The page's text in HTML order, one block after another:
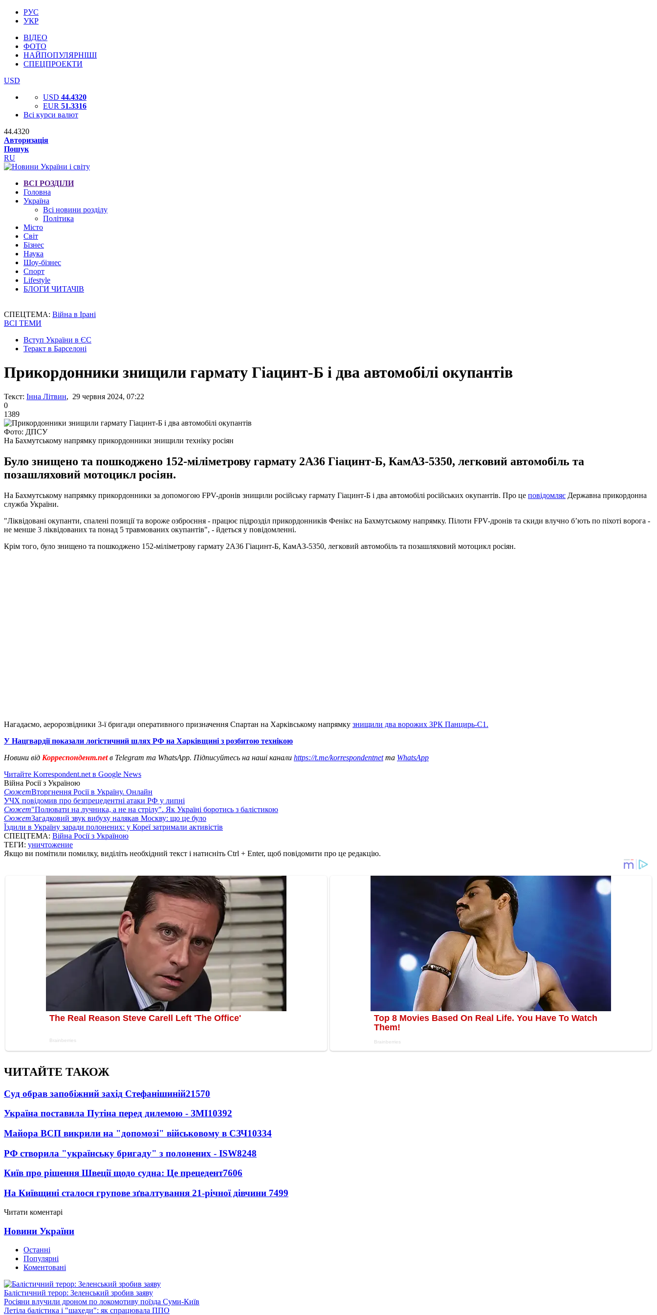
РУС
УКР
ВІДЕО
ФОТО
НАЙПОПУЛЯРНІШІ
СПЕЦПРОЕКТИ
USD
USD 44.4320
EUR 51.3316
Всі курси валют
44.4320
Авторизація
Пошук
RU
ВСІ РОЗДІЛИ
Головна
Україна
Всі новини розділу
Політика
Місто
Світ
Бізнес
Наука
Шоу-бізнес
Спорт
Lifestyle
БЛОГИ ЧИТАЧІВ
СПЕЦТЕМА: Війна в Ірані
ВСІ ТЕМИ
Вступ України в ЄС
Теракт в Барселоні
Прикордонники знищили гармату Гіацинт-Б і два автомобілі окупантів
Текст: Інна Літвин, 29 червня 2024, 07:22
0
1389
Фото: ДПСУ
На Бахмутському напрямку прикордонники знищили техніку росіян
Було знищено та пошкоджено 152-міліметрову гармату 2А36 Гіацинт-Б, КамАЗ-5350, легковий автомобіль та
позашляховий мотоцикл росіян.
На Бахмутському напрямку прикордонники за допомогою FPV-дронів знищили російську гармату Гіацинт-Б і два автомобілі російських окупантів. Про це повідомляє Державна прикордонна
служба України.
"Ліквідовані окупанти, спалені позиції та вороже озброєння - працює підрозділ прикордонників Фенікс на Бахмутському напрямку. Пілоти FPV-дронів та скиди влучно б’ють по піхоті ворога -
не менше 3 ліквідованих та понад 5 травмованих окупантів", - йдеться у повідомленні.
Крім того, було знищено та пошкоджено 152-міліметрову гармату 2А36 Гіацинт-Б, КамАЗ-5350, легковий автомобіль та позашляховий мотоцикл росіян.
Нагадаємо, аеророзвідники 3-ї бригади оперативного призначення Спартан на Харківському напрямку знищили два ворожих ЗРК Панцирь-С1.
У Нацгвардії показали логістичний шлях РФ на Харківщині з розбитою технікою
Новини від Корреспондент.netв Telegram та WhatsApp. Підписуйтесь на наші канали https://t.me/korrespondentnetта WhatsApp
Читайте Korrespondent.net в Google News
Війна Росії з Україною
СюжетВторгнення Росії в Україну. Онлайн
УЧХ повідомив про безпрецедентні атаки РФ у липні
Сюжет"Полювати на лучника, а не на стрілу". Як Україні боротись з балістикою
СюжетЗагадковий звук вибуху налякав Москву: що це було
Їздили в Україну заради полонених: у Кореї затримали активістів
СПЕЦТЕМА: Війна Росії з Україною
ТЕГИ: уничтожение
Якщо ви помітили помилку, виділіть необхідний текст і натисніть Ctrl + Enter, щоб повідомити про це редакцію.
ЧИТАЙТЕ ТАКОЖ
Суд обрав запобіжний захід Стефанішиній21570
Україна поставила Путіна перед дилемою - ЗМІ10392
Майора ВСП викрили на "допомозі" військовому в СЗЧ10334
РФ створила "українську бригаду" з полонених - ISW8248
Київ про рішення Швеції щодо судна: Це прецедент7606
На Київщині сталося групове зґвалтування 21-річної дівчини 7499
Читати коментарі
Новини України
Останні
Популярні
Коментовані
Балістичний терор: Зеленський зробив заяву
Росіяни влучили дроном по локомотиву поїзда Суми-Київ
Летіла балістика і "шахеди": як спрацювала ППО